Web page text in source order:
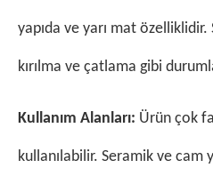
yapıda ve yarı mat özelliklidir.
kırılma ve çatlama gibi
Kullanım Alanları: Ürün çok
kullanılabilir. Seramik ve cam